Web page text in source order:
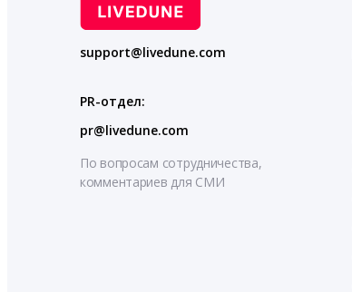
support@livedune.com
PR-отдел:
pr@livedune.com
По вопросам сотрудничества,
комментариев для СМИ